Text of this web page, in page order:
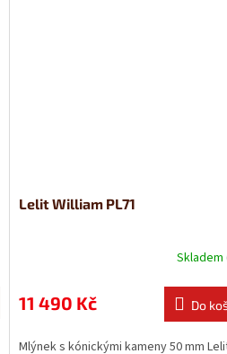
Lelit William PL71
Skladem
11 490 Kč Do
Mlýnek s kónickými kameny 50 mm